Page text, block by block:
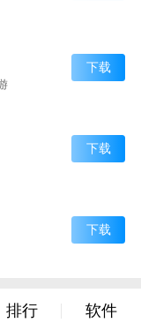
下载
下载
下载
排行 软件